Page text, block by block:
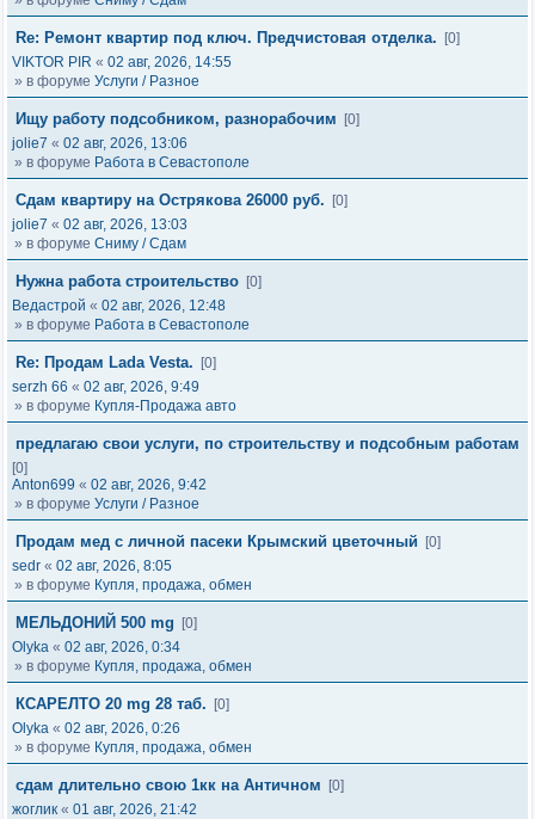
Re: Ремонт квартир под ключ. Предчистовая отделка.
[0]
VIKTOR PIR « 02 авг, 2026, 14:55
» в форуме Услуги / Разное
Ищу работу подсобником, разнорабочим
[0]
jolie7 « 02 авг, 2026, 13:06
» в форуме Работа в Севастополе
Сдам квартиру на Острякова 26000 руб.
[0]
jolie7 « 02 авг, 2026, 13:03
» в форуме Сниму / Сдам
Нужна работа строительство [0]
Ведастрой « 02 авг, 2026, 12:48
» в форуме Работа в Севастополе
Re: Продам Lada Vesta.
[0]
serzh 66 « 02 авг, 2026, 9:49
» в форуме Купля-Продажа авто
предлагаю свои услуги, по строительству и подсобным работам
[0]
Anton699 « 02 авг, 2026, 9:42
» в форуме Услуги / Разное
Продам мед с личной пасеки Крымский цветочный
[0]
sedr « 02 авг, 2026, 8:05
» в форуме Купля, продажа, обмен
МЕЛЬДОНИЙ 500 mg
[0]
Olyka « 02 авг, 2026, 0:34
» в форуме Купля, продажа, обмен
КСАРЕЛТО 20 mg 28 таб.
[0]
Olyka « 02 авг, 2026, 0:26
» в форуме Купля, продажа, обмен
сдам длительно свою 1кк на Античном
[0]
жоглик « 01 авг, 2026, 21:42